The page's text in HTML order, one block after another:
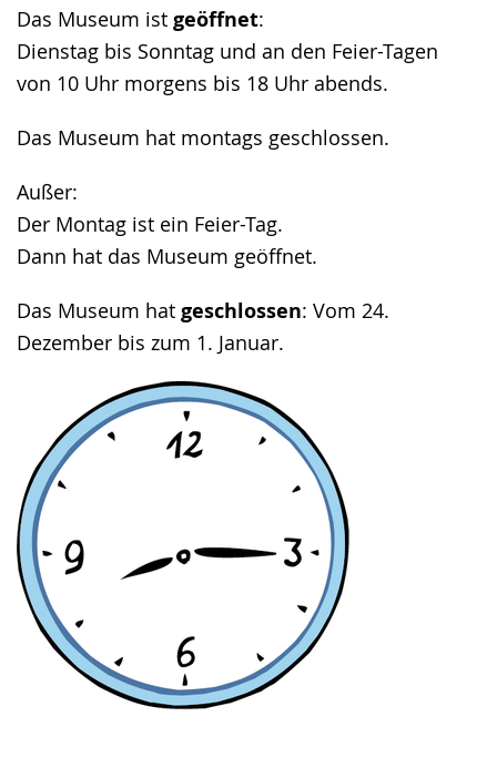
angezeigt.
Das Museum ist geöffnet:
Dienstag bis Sonntag und an den Feier-Tagen
von 10 Uhr morgens bis 18 Uhr abends.
Das Museum hat montags geschlossen.
Außer:
Der Montag ist ein Feier-Tag.
Dann hat das Museum geöffnet.
Das Museum hat geschlossen: Vom 24.
Dezember bis zum 1. Januar.